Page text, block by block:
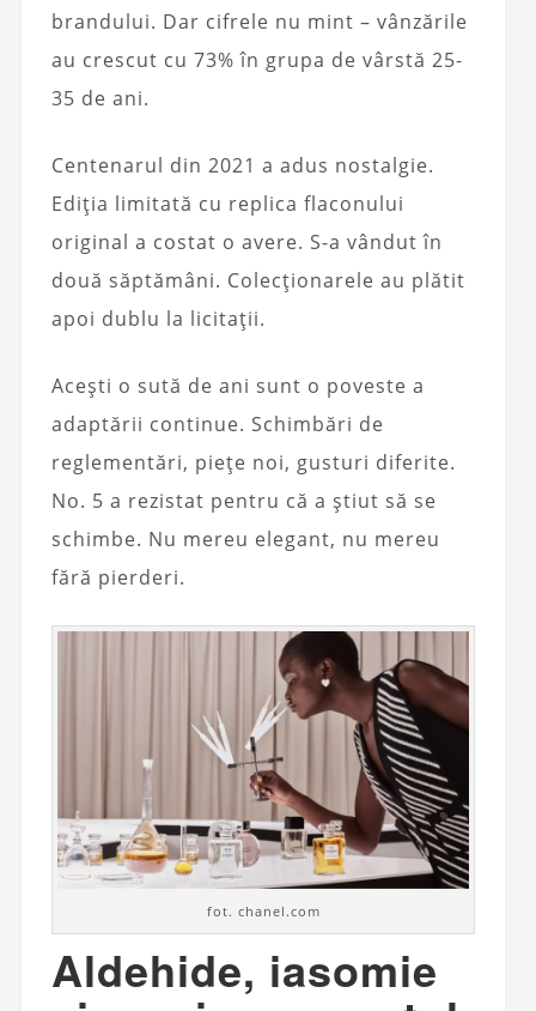
brandului. Dar cifrele nu mint – vânzările
au crescut cu 73% în grupa de vârstă 25-
35 de ani.
Centenarul din 2021 a adus nostalgie.
Ediția limitată cu replica flaconului
original a costat o avere. S-a vândut în
două săptămâni. Colecționarele au plătit
apoi dublu la licitații.
Acești o sută de ani sunt o poveste a
adaptării continue. Schimbări de
reglementări, piețe noi, gusturi diferite.
No. 5 a rezistat pentru că a știut să se
schimbe. Nu mereu elegant, nu mereu
fără pierderi.
fot. chanel.com
Aldehide, iasomie